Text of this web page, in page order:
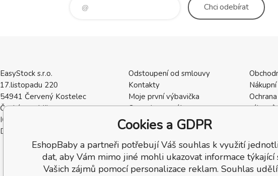
Chciodebírat
EasyStock s.r.o.
17.listopadu 220
54941 Červený Kostelec
Česká republika
IČO: 07727402
DIČ: CZ07727402
Odstoupení od smlouvy
Kontakty
Moje první výbavička
Ceny dopravného
Vrácení zboží / Reklamace
Reklamace
Recenze
Cookies a GDPR
EshopBaby a partneři potřebují Váš souhlas k využití
dat, aby Vám mimo jiné mohli ukazovat informace týkající
Vašich zájmů pomocí personalizace reklam. Souhlas